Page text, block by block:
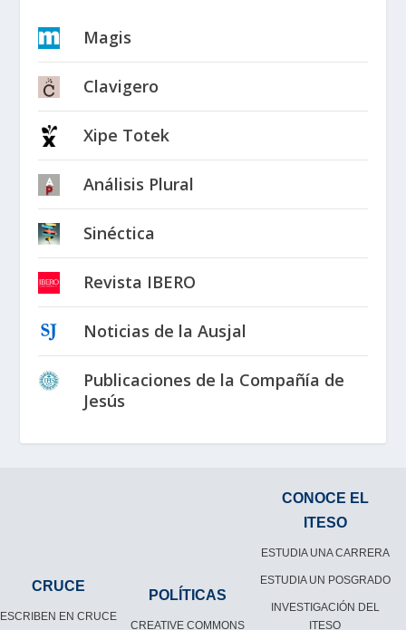
Magis
Clavigero
Xipe Totek
Análisis Plural
Sinéctica
Revista IBERO
Noticias de la Ausjal
Publicaciones de la Compañía de
Jesús
CRUCE
ESCRIBEN EN CRUCE
POLÍTICAS
CREATIVE COMMONS
CONOCE EL
ITESO
ESTUDIA UNA CARRERA
ESTUDIA UN POSGRADO
INVESTIGACIÓN DEL
ITESO